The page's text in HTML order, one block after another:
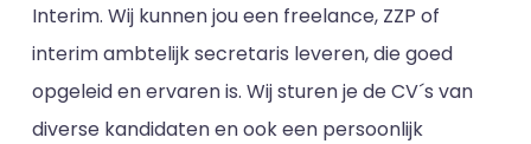
Interim. Wij kunnen jou een freelance, ZZP of
interim ambtelijk secretaris leveren, die goed
opgeleid en ervaren is. Wij sturen je de CV´s van
diverse kandidaten en ook een persoonlijk